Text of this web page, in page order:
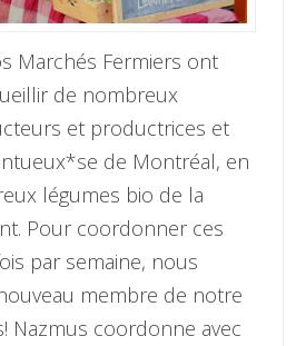
Marchés Fermiers ont
de nombreux
et productrices et
de Montréal, en
légumes bio de la
Pour coordonner ces
par semaine, nous
membre de notre
Nazmus coordonne avec